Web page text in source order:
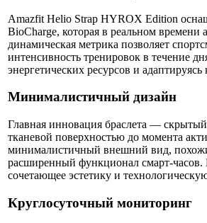
Amazfit Helio Strap HYROX Edition
BioCharge, которая в реальном времени
динамическая метрика позволяет
интенсивность тренировок в течение
энергетических ресурсов и
Минималистичный дизайн
Главная инновация браслета —
тканевой поверхностью до момента
минималистичный внешний вид,
расширенный функционал смарт-часов.
сочетающее эстетику и
Круглосуточный мониторинг